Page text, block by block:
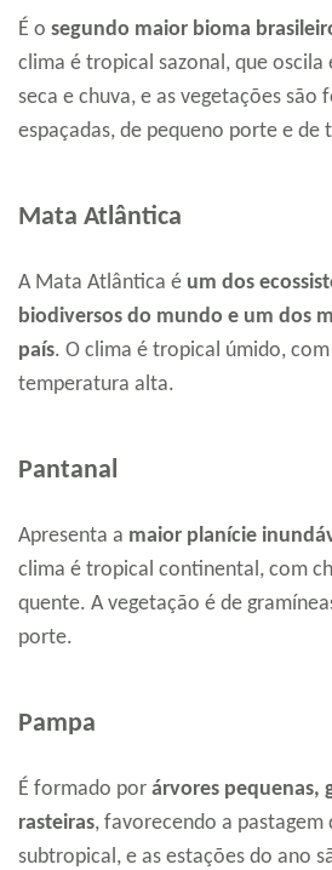
É o segundo maior bioma
clima é tropical sazonal, que
seca e chuva, e as vegetações são
espaçadas, de pequeno porte e
Mata Atlântica
A Mata Atlântica é um dos
biodiversos do mundo e um dos
país. O clima é tropical úmido,
temperatura alta.
Pantanal
Apresenta a maior planície
clima é tropical continental, com
quente. A vegetação é de
porte.
Pampa
É formado por árvores pequenas,
rasteiras, favorecendo a pastagem
subtropical, e as estações do ano